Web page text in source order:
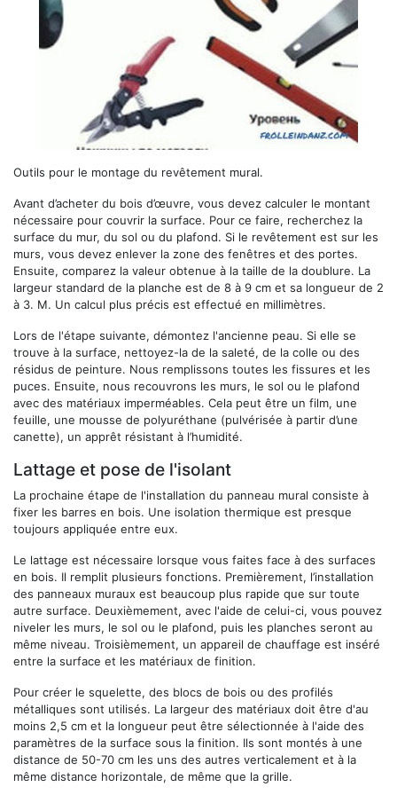
Outils pour le montage du revêtement mural.
Avant d’acheter du bois d’œuvre, vous devez calculer le montant
nécessaire pour couvrir la surface. Pour ce faire, recherchez la
surface du mur, du sol ou du plafond. Si le revêtement est sur les
murs, vous devez enlever la zone des fenêtres et des portes.
Ensuite, comparez la valeur obtenue à la taille de la doublure. La
largeur standard de la planche est de 8 à 9 cm et sa longueur de 2
à 3. M. Un calcul plus précis est effectué en millimètres.
Lors de l'étape suivante, démontez l'ancienne peau. Si elle se
trouve à la surface, nettoyez-la de la saleté, de la colle ou des
résidus de peinture. Nous remplissons toutes les fissures et les
puces. Ensuite, nous recouvrons les murs, le sol ou le plafond
avec des matériaux imperméables. Cela peut être un film, une
feuille, une mousse de polyuréthane (pulvérisée à partir d’une
canette), un apprêt résistant à l’humidité.
Lattage et pose de l'isolant
La prochaine étape de l'installation du panneau mural consiste à
fixer les barres en bois. Une isolation thermique est presque
toujours appliquée entre eux.
Le lattage est nécessaire lorsque vous faites face à des surfaces
en bois. Il remplit plusieurs fonctions. Premièrement, l’installation
des panneaux muraux est beaucoup plus rapide que sur toute
autre surface. Deuxièmement, avec l'aide de celui-ci, vous pouvez
niveler les murs, le sol ou le plafond, puis les planches seront au
même niveau. Troisièmement, un appareil de chauffage est inséré
entre la surface et les matériaux de finition.
Pour créer le squelette, des blocs de bois ou des profilés
métalliques sont utilisés. La largeur des matériaux doit être d'au
moins 2,5 cm et la longueur peut être sélectionnée à l'aide des
paramètres de la surface sous la finition. Ils sont montés à une
distance de 50-70 cm les uns des autres verticalement et à la
même distance horizontale, de même que la grille.